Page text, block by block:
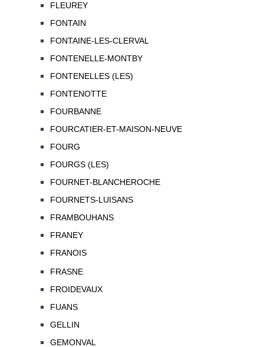
FLEUREY
FONTAIN
FONTAINE-LES-CLERVAL
FONTENELLE-MONTBY
FONTENELLES (LES)
FONTENOTTE
FOURBANNE
FOURCATIER-ET-MAISON-NEUVE
FOURG
FOURGS (LES)
FOURNET-BLANCHEROCHE
FOURNETS-LUISANS
FRAMBOUHANS
FRANEY
FRANOIS
FRASNE
FROIDEVAUX
FUANS
GELLIN
GEMONVAL